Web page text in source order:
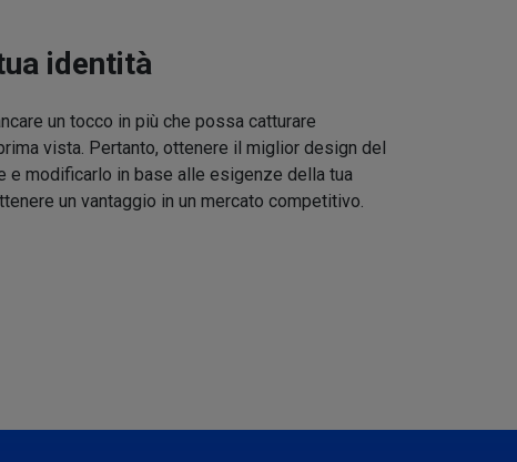
identità
un tocco in più che possa catturare
vista. Pertanto, ottenere il miglior design del
e modificarlo in base alle esigenze della tua
un vantaggio in un mercato competitivo.